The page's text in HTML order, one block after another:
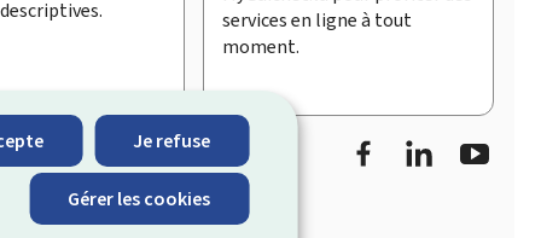
Je refuse
Gérer les cookies
services en ligne à tout
moment.
FacebookLinkedIn
informe sur les